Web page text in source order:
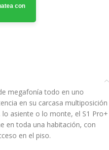
con
megafonía todo en uno
en su carcasa multiposición
lo asiente o lo monte, el S1 Pro+
en toda una habitación, con
en el piso.